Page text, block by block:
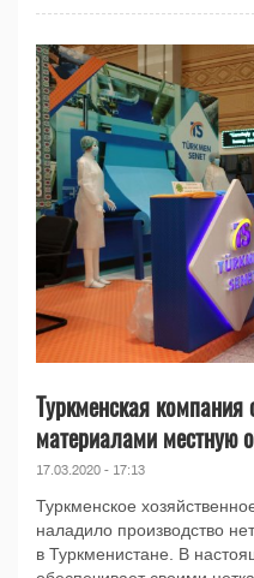
Туркменская
материалами местную
17.03.2020 - 17:13
Туркменское
наладило производство
в Туркменистане. В